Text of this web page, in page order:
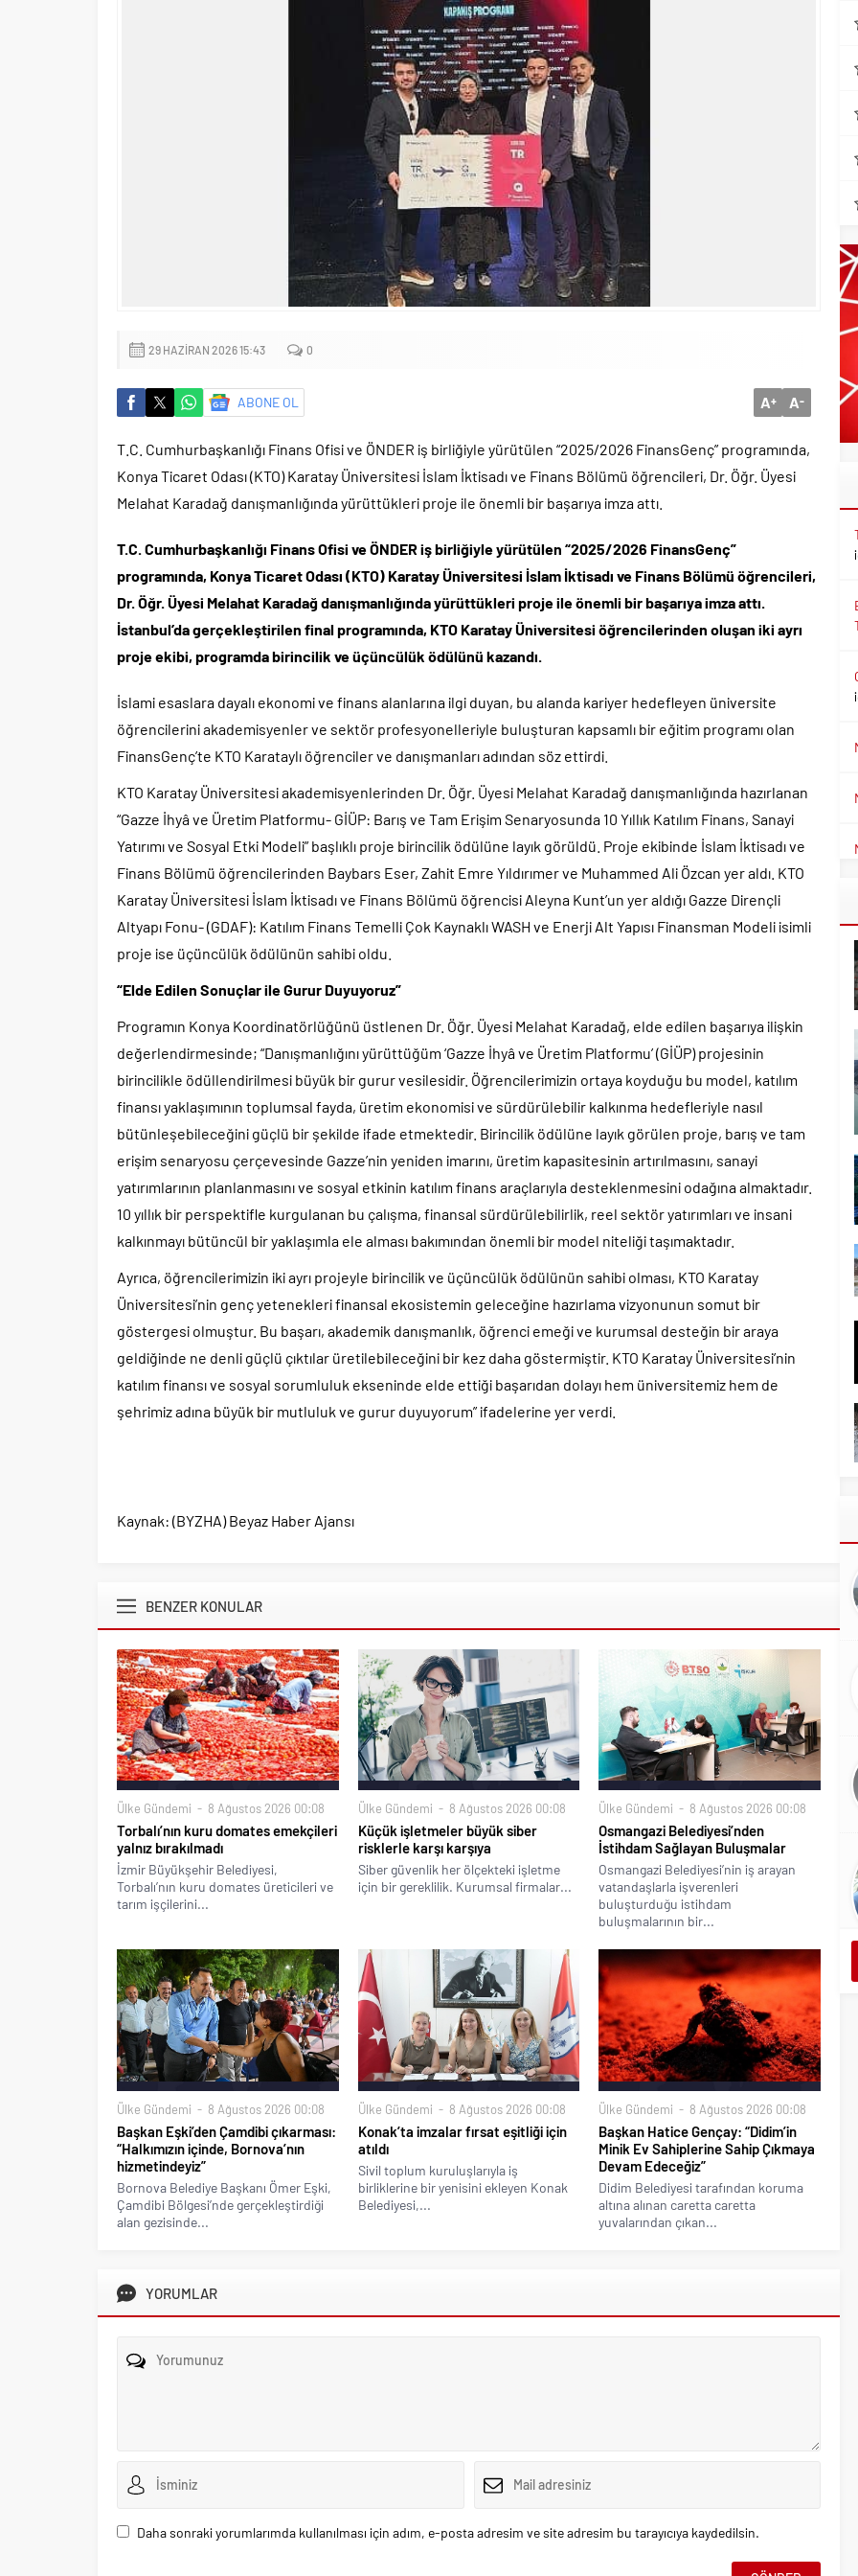
29 HAZIRAN 2026 15:43 0
ABONE OL A+ A-
T.C. Cumhurbaşkanlığı Finans Ofisi ve ÖNDER iş birliğiyle yürütülen “2025/2026 FinansGenç” programında,
Konya Ticaret Odası (KTO) Karatay Üniversitesi İslam İktisadı ve Finans Bölümü öğrencileri, Dr. Öğr. Üyesi
Melahat Karadağ danışmanlığında yürüttükleri proje ile önemli bir başarıya imza attı.
T.C. Cumhurbaşkanlığı Finans Ofisi ve ÖNDER iş birliğiyle yürütülen “2025/2026 FinansGenç”
programında, Konya Ticaret Odası (KTO) Karatay Üniversitesi İslam İktisadı ve Finans Bölümü öğrencileri,
Dr. Öğr. Üyesi Melahat Karadağ danışmanlığında yürüttükleri proje ile önemli bir başarıya imza attı.
İstanbul’da gerçekleştirilen final programında, KTO Karatay Üniversitesi öğrencilerinden oluşan iki ayrı
proje ekibi, programda birincilik ve üçüncülük ödülünü kazandı.
İslami esaslara dayalı ekonomi ve finans alanlarına ilgi duyan, bu alanda kariyer hedefleyen üniversite
öğrencilerini akademisyenler ve sektör profesyonelleriyle buluşturan kapsamlı bir eğitim programı olan
FinansGenç’te KTO Karataylı öğrenciler ve danışmanları adından söz ettirdi.
KTO Karatay Üniversitesi akademisyenlerinden Dr. Öğr. Üyesi Melahat Karadağ danışmanlığında hazırlanan
“Gazze İhyâ ve Üretim Platformu- GİÜP: Barış ve Tam Erişim Senaryosunda 10 Yıllık Katılım Finans, Sanayi
Yatırımı ve Sosyal Etki Modeli” başlıklı proje birincilik ödülüne layık görüldü. Proje ekibinde İslam İktisadı ve
Finans Bölümü öğrencilerinden Baybars Eser, Zahit Emre Yıldırımer ve Muhammed Ali Özcan yer aldı. KTO
Karatay Üniversitesi İslam İktisadı ve Finans Bölümü öğrencisi Aleyna Kunt’un yer aldığı Gazze Dirençli
Altyapı Fonu- (GDAF): Katılım Finans Temelli Çok Kaynaklı WASH ve Enerji Alt Yapısı Finansman Modeli isimli
proje ise üçüncülük ödülünün sahibi oldu.
“Elde Edilen Sonuçlar ile Gurur Duyuyoruz”
Programın Konya Koordinatörlüğünü üstlenen Dr. Öğr. Üyesi Melahat Karadağ, elde edilen başarıya ilişkin
değerlendirmesinde; “Danışmanlığını yürüttüğüm ‘Gazze İhyâ ve Üretim Platformu’ (GİÜP) projesinin
birincilikle ödüllendirilmesi büyük bir gurur vesilesidir. Öğrencilerimizin ortaya koyduğu bu model, katılım
finansı yaklaşımının toplumsal fayda, üretim ekonomisi ve sürdürülebilir kalkınma hedefleriyle nasıl
bütünleşebileceğini güçlü bir şekilde ifade etmektedir. Birincilik ödülüne layık görülen proje, barış ve tam
erişim senaryosu çerçevesinde Gazze’nin yeniden imarını, üretim kapasitesinin artırılmasını, sanayi
yatırımlarının planlanmasını ve sosyal etkinin katılım finans araçlarıyla desteklenmesini odağına almaktadır.
10 yıllık bir perspektifle kurgulanan bu çalışma, finansal sürdürülebilirlik, reel sektör yatırımları ve insani
kalkınmayı bütüncül bir yaklaşımla ele alması bakımından önemli bir model niteliği taşımaktadır.
Ayrıca, öğrencilerimizin iki ayrı projeyle birincilik ve üçüncülük ödülünün sahibi olması, KTO Karatay
Üniversitesi’nin genç yetenekleri finansal ekosistemin geleceğine hazırlama vizyonunun somut bir
göstergesi olmuştur. Bu başarı, akademik danışmanlık, öğrenci emeği ve kurumsal desteğin bir araya
geldiğinde ne denli güçlü çıktılar üretilebileceğini bir kez daha göstermiştir. KTO Karatay Üniversitesi’nin
katılım finansı ve sosyal sorumluluk ekseninde elde ettiği başarıdan dolayı hem üniversitemiz hem de
şehrimiz adına büyük bir mutluluk ve gurur duyuyorum” ifadelerine yer verdi.
Kaynak: (BYZHA) Beyaz Haber Ajansı
BENZER KONULAR
Ülke Gündemi 8 Ağustos 2026 00:08
Torbalı’nın kuru domates emekçileri
yalnız bırakılmadı
İzmir Büyükşehir Belediyesi,
Torbalı’nın kuru domates üreticileri ve
tarım işçilerini...
Ülke Gündemi 8 Ağustos 2026 00:08
Küçük işletmeler büyük siber
risklerle karşı karşıya
Siber güvenlik her ölçekteki işletme
için bir gereklilik. Kurumsal firmalar...
Ülke Gündemi 8 Ağustos 2026 00:08
Osmangazi Belediyesi’nden
İstihdam Sağlayan Buluşmalar
Osmangazi Belediyesi’nin iş arayan
vatandaşlarla işverenleri
buluşturduğu istihdam
buluşmalarının bir...
Ülke Gündemi 8 Ağustos 2026 00:08
Başkan Eşki’den Çamdibi çıkarması:
“Halkımızın içinde, Bornova’nın
hizmetindeyiz”
Bornova Belediye Başkanı Ömer Eşki,
Çamdibi Bölgesi’nde gerçekleştirdiği
alan gezisinde...
Ülke Gündemi 8 Ağustos 2026 00:08
Konak’ta imzalar fırsat eşitliği için
atıldı
Sivil toplum kuruluşlarıyla iş
birliklerine bir yenisini ekleyen Konak
Belediyesi,...
Ülke Gündemi 8 Ağustos 2026 00:08
Başkan Hatice Gençay: “Didim’in
Minik Ev Sahiplerine Sahip Çıkmaya
Devam Edeceğiz”
Didim Belediyesi tarafından koruma
altına alınan caretta caretta
yuvalarından çıkan...
YORUMLAR
Daha sonraki yorumlarımda kullanılması için adım, e-posta adresim ve site adresim bu tarayıcıya kaydedilsin.